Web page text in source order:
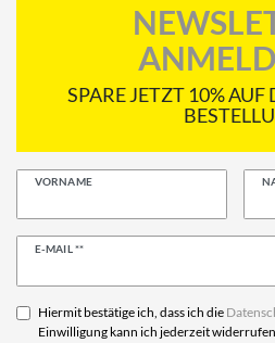
SPARE JETZT 10%
VORNAME
E-MAIL **
Newsletter
Hiermit bestätige ich, dass ich die
Einwilligung kann ich jederzeit